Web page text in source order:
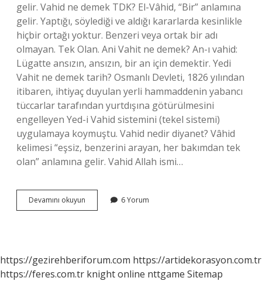
gelir. Vahid ne demek TDK? El-Vâhid, “Bir” anlamına
gelir. Yaptığı, söylediği ve aldığı kararlarda kesinlikle
hiçbir ortağı yoktur. Benzeri veya ortak bir adı
olmayan. Tek Olan. Ani Vahit ne demek? An-ı vahid:
Lügatte ansızın, ansızın, bir an için demektir. Yedi
Vahit ne demek tarih? Osmanlı Devleti, 1826 yılından
itibaren, ihtiyaç duyulan yerli hammaddenin yabancı
tüccarlar tarafından yurtdışına götürülmesini
engelleyen Yed-i Vahid sistemini (tekel sistemi)
uygulamaya koymuştu. Vahid nedir diyanet? Vâhid
kelimesi “eşsiz, benzerini arayan, her bakımdan tek
olan” anlamına gelir. Vahid Allah ismi…
Devamını okuyun
Vahit
6 Yorum
https://gezirehberiforum.com https://artidekorasyon.com.tr
https://feres.com.tr knight online nttgame Sitemap